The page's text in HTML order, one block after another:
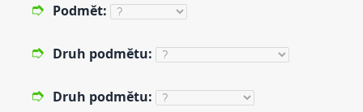
Podmět:
Druh podmětu:
Druh podmětu: